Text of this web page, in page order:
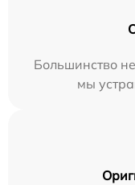
Большинство
мы